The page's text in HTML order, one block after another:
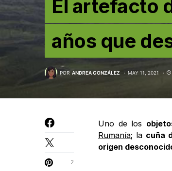
El artefacto
años que
POR ANDREA GONZÁLEZ MAY 11, 2021
2
Uno de los
Rumanía; la cuña
origen